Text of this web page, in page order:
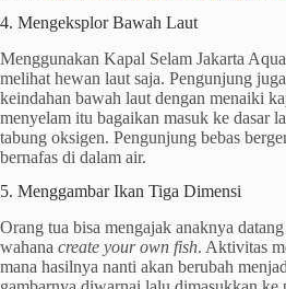
4. Mengeksplor Bawah Laut
Menggunakan Kapal Selam Jakarta
melihat hewan laut saja. Pengunjung
keindahan bawah laut dengan menaiki
menyelam itu bagaikan masuk ke dasar
tabung oksigen. Pengunjung bebas
bernafas di dalam air.
5. Menggambar Ikan Tiga Dimensi
Orang tua bisa mengajak anaknya
wahana create your own fish. Aktivitas
mana hasilnya nanti akan berubah